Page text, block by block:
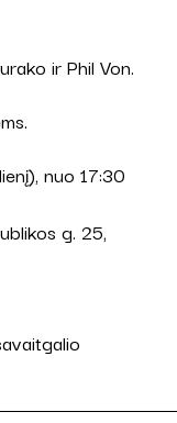
ir Phil Von.
nuo 17:30
g. 25,